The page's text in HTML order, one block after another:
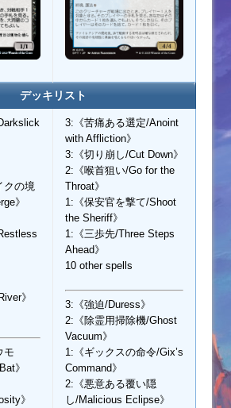
デッキリスト
クの境
》
》
モ
》
》
3:《苦痛ある選定/Anoint
with Affliction》
3:《切り崩し/Cut Down》
2:《喉首狙い/Go for the
Throat》
1:《保安官を撃て/Shoot
the Sheriff》
1:《三歩先/Three Steps
Ahead》
10 other spells
3:《強迫/Duress》
2:《除霊用掃除機/Ghost
Vacuum》
1:《ギックスの命令/Gix’s
Command》
2:《悪意ある覆い隠
し/Malicious Eclipse》